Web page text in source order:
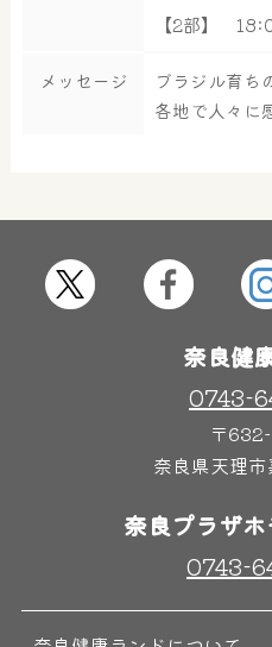
奈良わんぱくランド
【2部】
メッセージ
ブラジル育ち
各地で人々に
奈良健
0743-
〒
奈良県天理
奈良プラザ
0743-